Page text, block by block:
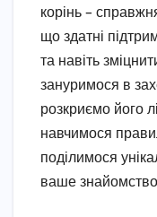
корінь –
що здатні
та навіть
зануримося в
розкриємо його
навчимося
поділимося
ваше